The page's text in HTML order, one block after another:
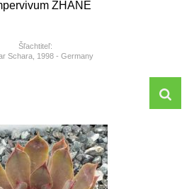
ZHANE
Šľachtiteľ:
Schara, 1998 - Germany